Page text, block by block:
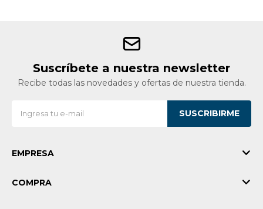
Suscríbete a nuestra newsletter
Recibe todas las novedades y ofertas de nuestra tienda.
SUSCRIBIRME
EMPRESA
COMPRA